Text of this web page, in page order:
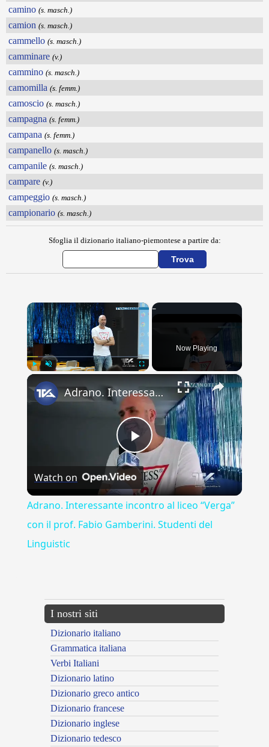
camino (s. masch.)
camion (s. masch.)
cammello (s. masch.)
camminare (v.)
cammino (s. masch.)
camomilla (s. femm.)
camoscio (s. masch.)
campagna (s. femm.)
campana (s. femm.)
campanello (s. masch.)
campanile (s. masch.)
campare (v.)
campeggio (s. masch.)
campionario (s. masch.)
Sfoglia il dizionario italiano-piemontese a partire da:
×
Now Playing
×
Play
Video
Adrano. Interessante incontro al liceo “Verga” con il prof. Fabio Gamberini. Studenti del Linguistic
Watch on
Adrano. Interessante incontro al liceo “Verga”
con il prof. Fabio Gamberini. Studenti del
Linguistic
I nostri siti
Dizionario italiano
Grammatica italiana
Verbi Italiani
Dizionario latino
Dizionario greco antico
Dizionario francese
Dizionario inglese
Dizionario tedesco